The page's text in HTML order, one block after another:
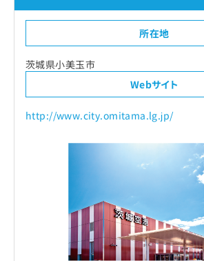
所在地
茨城県小美玉市
Webサイト
http://www.city.omitama.lg.jp/